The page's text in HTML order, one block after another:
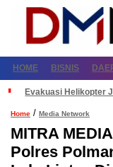
HOME BISNIS
Evakuasi Helikopter
Home / Media Network
MITRA
Polres